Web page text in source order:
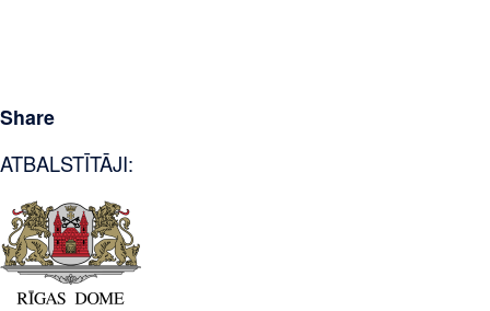
Share
ATBALSTĪTĀJI: